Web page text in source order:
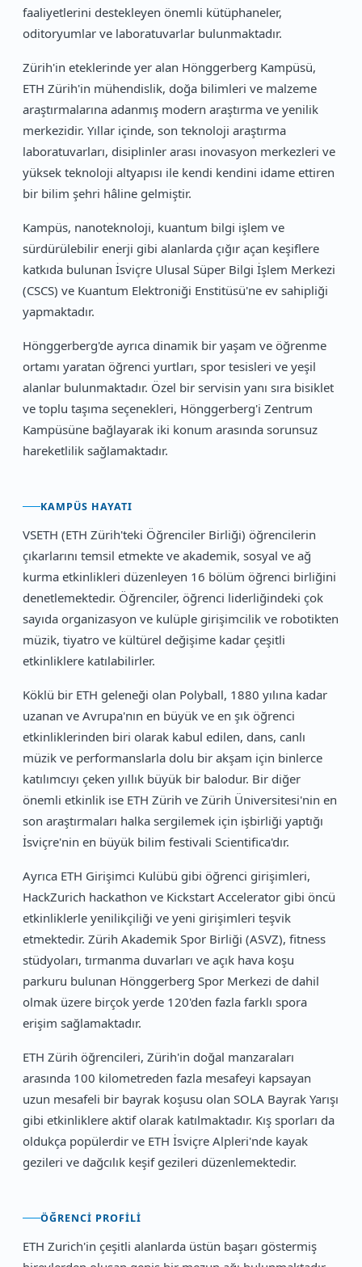
faaliyetlerini destekleyen önemli kütüphaneler,
oditoryumlar ve laboratuvarlar bulunmaktadır.
Zürih'in eteklerinde yer alan Hönggerberg Kampüsü,
ETH Zürih'in mühendislik, doğa bilimleri ve malzeme
araştırmalarına adanmış modern araştırma ve yenilik
merkezidir. Yıllar içinde, son teknoloji araştırma
laboratuvarları, disiplinler arası inovasyon merkezleri ve
yüksek teknoloji altyapısı ile kendi kendini idame ettiren
bir bilim şehri hâline gelmiştir.
Kampüs, nanoteknoloji, kuantum bilgi işlem ve
sürdürülebilir enerji gibi alanlarda çığır açan keşiflere
katkıda bulunan İsviçre Ulusal Süper Bilgi İşlem Merkezi
(CSCS) ve Kuantum Elektroniği Enstitüsü'ne ev sahipliği
yapmaktadır.
Hönggerberg'de ayrıca dinamik bir yaşam ve öğrenme
ortamı yaratan öğrenci yurtları, spor tesisleri ve yeşil
alanlar bulunmaktadır. Özel bir servisin yanı sıra bisiklet
ve toplu taşıma seçenekleri, Hönggerberg'i Zentrum
Kampüsüne bağlayarak iki konum arasında sorunsuz
hareketlilik sağlamaktadır.
KAMPÜS HAYATI
VSETH (ETH Zürih'teki Öğrenciler Birliği) öğrencilerin
çıkarlarını temsil etmekte ve akademik, sosyal ve ağ
kurma etkinlikleri düzenleyen 16 bölüm öğrenci birliğini
denetlemektedir. Öğrenciler, öğrenci liderliğindeki çok
sayıda organizasyon ve kulüple girişimcilik ve robotikten
müzik, tiyatro ve kültürel değişime kadar çeşitli
etkinliklere katılabilirler.
Köklü bir ETH geleneği olan Polyball, 1880 yılına kadar
uzanan ve Avrupa'nın en büyük ve en şık öğrenci
etkinliklerinden biri olarak kabul edilen, dans, canlı
müzik ve performanslarla dolu bir akşam için binlerce
katılımcıyı çeken yıllık büyük bir balodur. Bir diğer
önemli etkinlik ise ETH Zürih ve Zürih Üniversitesi'nin en
son araştırmaları halka sergilemek için işbirliği yaptığı
İsviçre'nin en büyük bilim festivali Scientifica'dır.
Ayrıca ETH Girişimci Kulübü gibi öğrenci girişimleri,
HackZurich hackathon ve Kickstart Accelerator gibi öncü
etkinliklerle yenilikçiliği ve yeni girişimleri teşvik
etmektedir. Zürih Akademik Spor Birliği (ASVZ), fitness
stüdyoları, tırmanma duvarları ve açık hava koşu
parkuru bulunan Hönggerberg Spor Merkezi de dahil
olmak üzere birçok yerde 120'den fazla farklı spora
erişim sağlamaktadır.
ETH Zürih öğrencileri, Zürih'in doğal manzaraları
arasında 100 kilometreden fazla mesafeyi kapsayan
uzun mesafeli bir bayrak koşusu olan SOLA Bayrak Yarışı
gibi etkinliklere aktif olarak katılmaktadır. Kış sporları da
oldukça popülerdir ve ETH İsviçre Alpleri'nde kayak
gezileri ve dağcılık keşif gezileri düzenlemektedir.
ÖĞRENCI PROFILI
ETH Zurich'in çeşitli alanlarda üstün başarı göstermiş